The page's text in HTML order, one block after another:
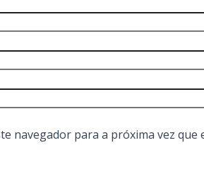
navegador para a próxima vez que